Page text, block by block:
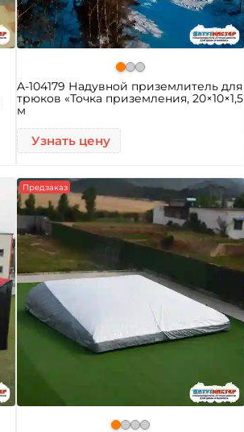
A-104179 Надувной приземлитель для
трюков «Точка приземления, 20×10×1,5
м
Узнать цену
Предзаказ